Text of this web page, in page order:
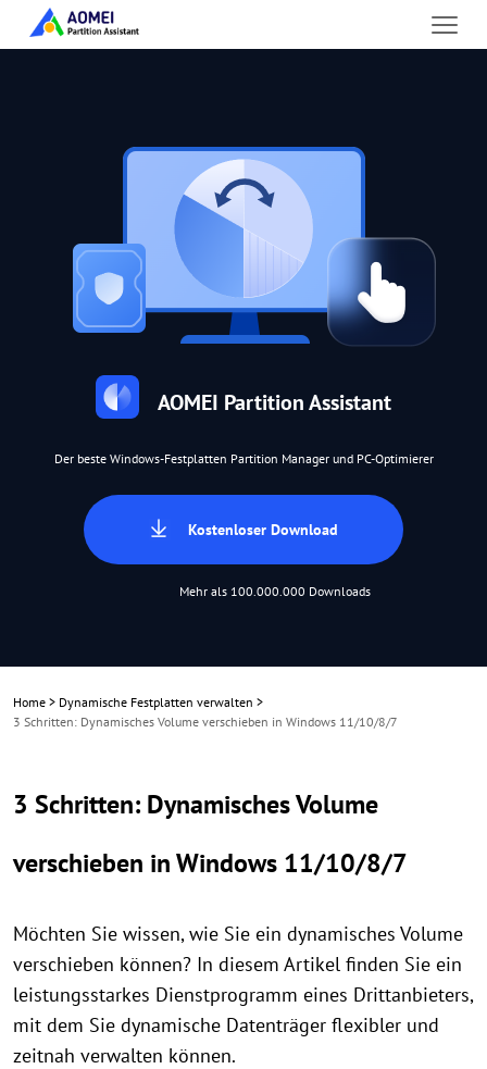
AOMEI Partition Assistant
Der beste Windows-Festplatten Partition Manager und PC-Optimierer
Kostenloser Download
Mehr als 100.000.000 Downloads
Home > Dynamische Festplatten verwalten >
3 Schritten: Dynamisches Volume verschieben in Windows 11/10/8/7
3 Schritten: Dynamisches Volume
verschieben in Windows 11/10/8/7
Möchten Sie wissen, wie Sie ein dynamisches Volume
verschieben können? In diesem Artikel finden Sie ein
leistungsstarkes Dienstprogramm eines Drittanbieters,
mit dem Sie dynamische Datenträger flexibler und
zeitnah verwalten können.